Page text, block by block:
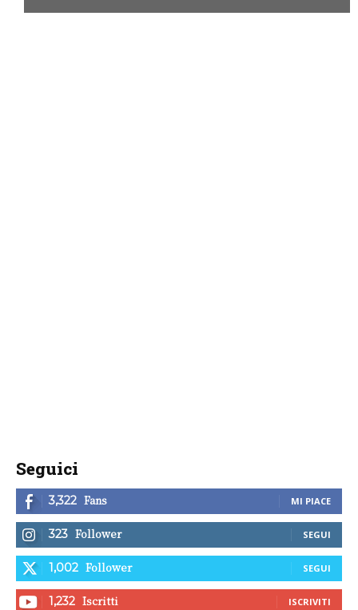
Seguici
3,322 Fans MI PIACE
323 Follower SEGUI
1,002 Follower SEGUI
1,232 Iscritti ISCRIVITI